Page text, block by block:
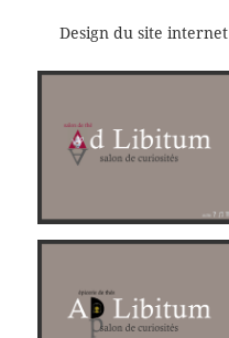
Design du site internet